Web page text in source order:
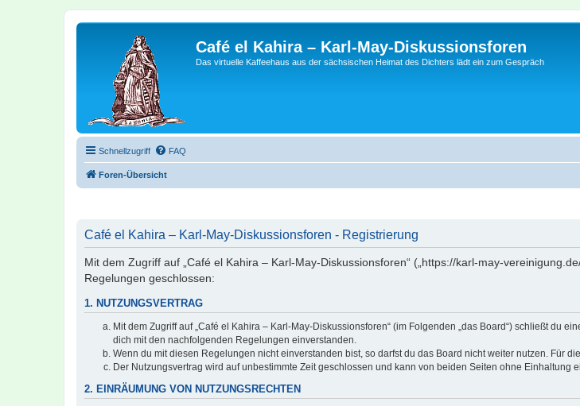
Café el Kahira – Karl-May-Diskussionsforen
Das virtuelle Kaffeehaus aus der sächsischen Heimat des Dichters lädt ein zum Gespräch
Schnellzugriff FAQ
Foren-Übersicht
Café el Kahira – Karl-May-Diskussionsforen - Registrierung
Mit dem Zugriff auf „Café el Kahira – Karl-May-Diskussionsforen“ („https://karl-may-
Regelungen geschlossen:
1. NUTZUNGSVERTRAG
Mit dem Zugriff auf „Café el Kahira – Karl-May-Diskussionsforen“ (im Folgenden „das Board“) schließt du
dich mit den nachfolgenden Regelungen einverstanden.
Wenn du mit diesen Regelungen nicht einverstanden bist, so darfst du das Board nicht weiter nutzen. Für
Der Nutzungsvertrag wird auf unbestimmte Zeit geschlossen und kann von beiden Seiten ohne Einhaltung
2. EINRÄUMUNG VON NUTZUNGSRECHTEN